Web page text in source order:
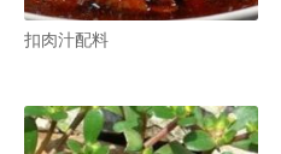
扣肉汁配料